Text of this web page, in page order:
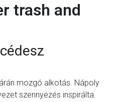
trash and
mozgó alkotás. Nápoly
szennyezés inspirálta.